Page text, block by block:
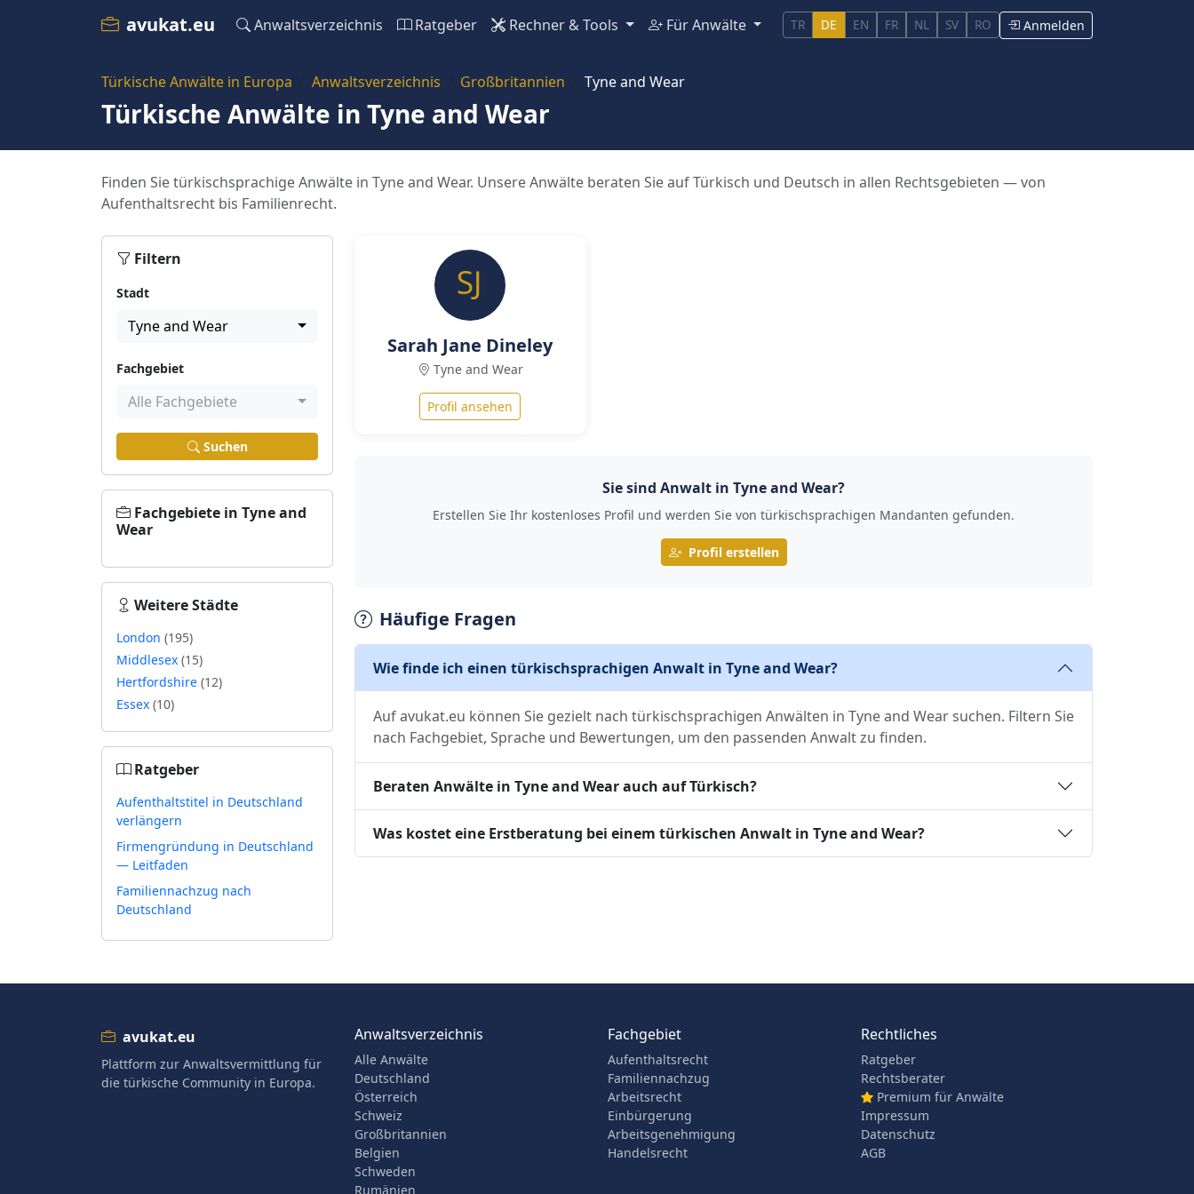
avukat.eu Anwaltsverzeichnis Ratgeber Rechner & Tools Für Anwälte TR DE EN FR NL SV RO Anmelden
Türkische Anwälte in Europa Anwaltsverzeichnis Großbritannien Tyne and Wear
Türkische Anwälte in Tyne and Wear
Finden Sie türkischsprachige Anwälte in Tyne and Wear. Unsere Anwälte beraten Sie auf Türkisch und Deutsch in allen Rechtsgebieten — von
Aufenthaltsrecht bis Familienrecht.
Filtern
Stadt
Tyne and Wear
Fachgebiet
Alle Fachgebiete
Suchen
Fachgebiete in Tyne and
Wear
Weitere Städte
London (195)
Middlesex (15)
Hertfordshire (12)
Essex (10)
Ratgeber
Aufenthaltstitel in Deutschland
verlängern
Firmengründung in Deutschland
— Leitfaden
Familiennachzug nach
Deutschland
Sarah Jane Dineley
Tyne and Wear
Profil ansehen
Sie sind Anwalt in Tyne and Wear?
Erstellen Sie Ihr kostenloses Profil und werden Sie von türkischsprachigen Mandanten gefunden.
Profil erstellen
Häufige Fragen
Wie finde ich einen türkischsprachigen Anwalt in Tyne and Wear?
Auf avukat.eu können Sie gezielt nach türkischsprachigen Anwälten in Tyne and Wear suchen. Filtern Sie
nach Fachgebiet, Sprache und Bewertungen, um den passenden Anwalt zu finden.
Beraten Anwälte in Tyne and Wear auch auf Türkisch?
Was kostet eine Erstberatung bei einem türkischen Anwalt in Tyne and Wear?
avukat.eu
Plattform zur Anwaltsvermittlung für
die türkische Community in Europa.
Anwaltsverzeichnis
Alle Anwälte
Deutschland
Österreich
Schweiz
Großbritannien
Belgien
Schweden
Rumänien
Fachgebiet
Aufenthaltsrecht
Familiennachzug
Arbeitsrecht
Einbürgerung
Arbeitsgenehmigung
Handelsrecht
Rechtliches
Ratgeber
Rechtsberater
Premium für Anwälte
Impressum
Datenschutz
AGB